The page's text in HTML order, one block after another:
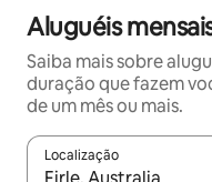
Aluguéis
Saiba mais sobre
duração que fazem
de um mês ou mais.
Localização
Quando os resultados